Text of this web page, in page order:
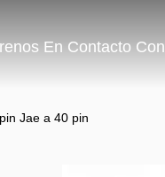
En Contacto Con
Jae a 40 pin